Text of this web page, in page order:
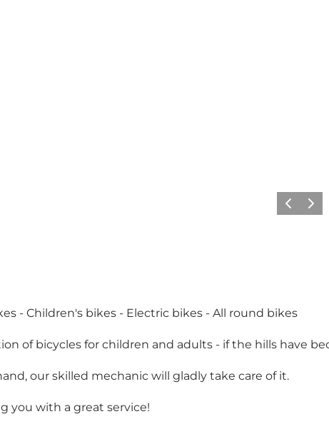
Vorige
- Children's bikes - Electric bikes - All round bikes
of bicycles for children and adults - if the hills have
our skilled mechanic will gladly take care of it.
you with a great service!